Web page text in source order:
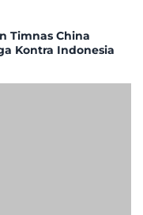
Timnas China
Kontra Indonesia